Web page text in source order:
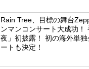
Rain Tree、目標の舞台
ンマンコンサート大成功！
夜」初披露！ 初の海外単
ートも決定！